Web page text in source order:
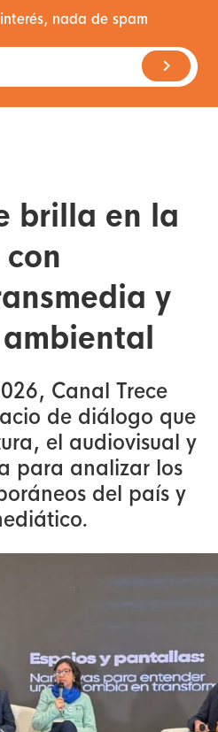
nada de spam
brilla en la
con
y
Canal Trece
de diálogo que
el audiovisual y
para analizar los
del país y